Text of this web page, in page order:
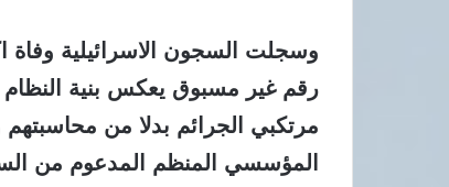
رقم غير مسبوق يعكس بنية النظام
مرتكبي الجرائم بدلا من محاسبتهم
المؤسسي المنظم المدعوم من